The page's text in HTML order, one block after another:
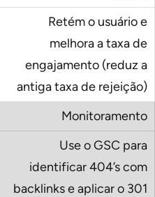
Retém o usuário e
melhora a taxa de
engajamento (reduz a
antiga taxa de rejeição)
Monitoramento
Use o GSC para
identificar 404’s com
backlinks e aplicar o 301